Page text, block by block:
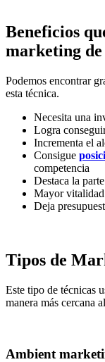
Beneficios
marketing
Podemos encontrar
esta técnica.
Necesita una
Logra
Incrementa el
Consigue
competencia
Destaca la
Mayor vitalidad
Deja
Tipos de
Este tipo de técnicas
manera más cercana
Ambient